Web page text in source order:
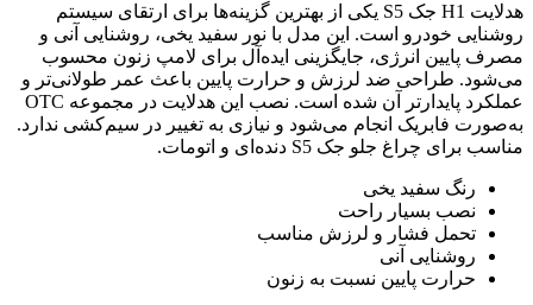
هدلایت H1 جک S5 یکی از بهترین گزینه‌ها برای ارتقای سیستم
روشنایی خودرو است. این مدل با نور سفید یخی، روشنایی آنی و
مصرف پایین انرژی، جایگزینی ایده‌آل برای لامپ زنون محسوب
می‌شود. طراحی ضد لرزش و حرارت پایین باعث عمر طولانی‌تر و
عملکرد پایدارتر آن شده است. نصب این هدلایت در مجموعه OTC
به‌صورت فابریک انجام می‌شود و نیازی به تغییر در سیم‌کشی ندارد.
مناسب برای چراغ جلو جک S5 دنده‌ای و اتومات.
رنگ سفید یخی
نصب بسیار راحت
تحمل فشار و لرزش مناسب
روشنایی آنی
حرارت پایین نسبت به زنون